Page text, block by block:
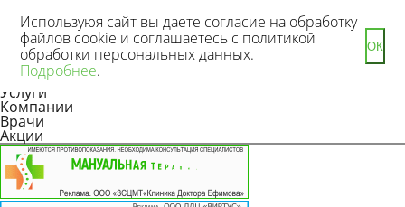
Новости
Статьи
Услуги
Компании
Врачи
Акции
Используюя сайт вы даете согласие на обработку
файлов cookie и соглашаетесь с политикой
обработки персональных данных.
Подробнее.
ОК